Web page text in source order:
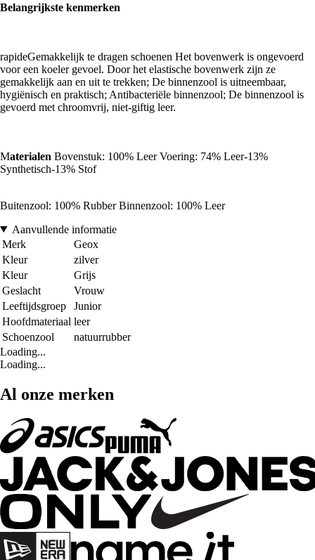
Belangrijkste kenmerken
rapideGemakkelijk te dragen schoenen Het bovenwerk is ongevoerd
voor een koeler gevoel. Door het elastische bovenwerk zijn ze
gemakkelijk aan en uit te trekken; De binnenzool is uitneembaar,
hygiënisch en praktisch; Antibacteriële binnenzool; De binnenzool is
gevoerd met chroomvrij, niet-giftig leer.
Materialen Bovenstuk: 100% Leer Voering: 74% Leer-13%
Synthetisch-13% Stof
Buitenzool: 100% Rubber Binnenzool: 100% Leer
Aanvullende informatie
Merk
Geox
Kleur
zilver
Kleur
Grijs
Geslacht
Vrouw
Leeftijdsgroep
Junior
Hoofdmateriaal leer
Schoenzool
natuurrubber
Loading...
Loading...
Al onze merken